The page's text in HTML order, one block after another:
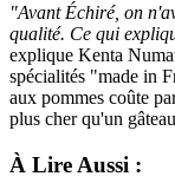
"Avant Échiré, on
qualité. Ce qui
explique Kenta
spécialités "made in
aux pommes coûte
plus cher qu'un
À Lire Aussi :